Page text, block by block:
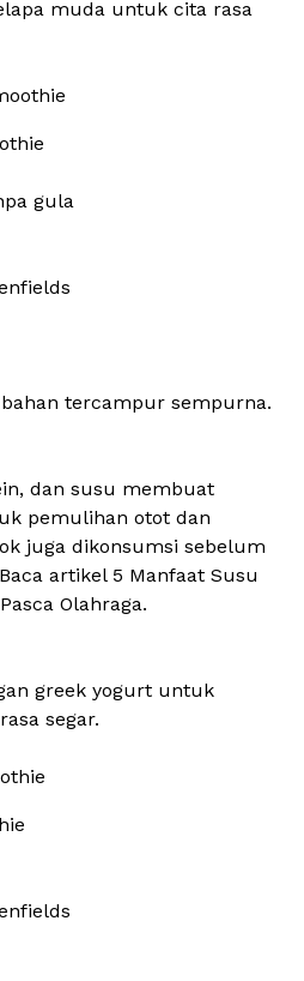
muda untuk cita rasa
gula
tercampur sempurna.
dan susu membuat
pemulihan otot dan
juga dikonsumsi sebelum
artikel 5 Manfaat Susu
Olahraga.
greek yogurt untuk
segar.